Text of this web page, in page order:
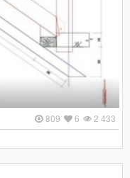
2 433
6
809